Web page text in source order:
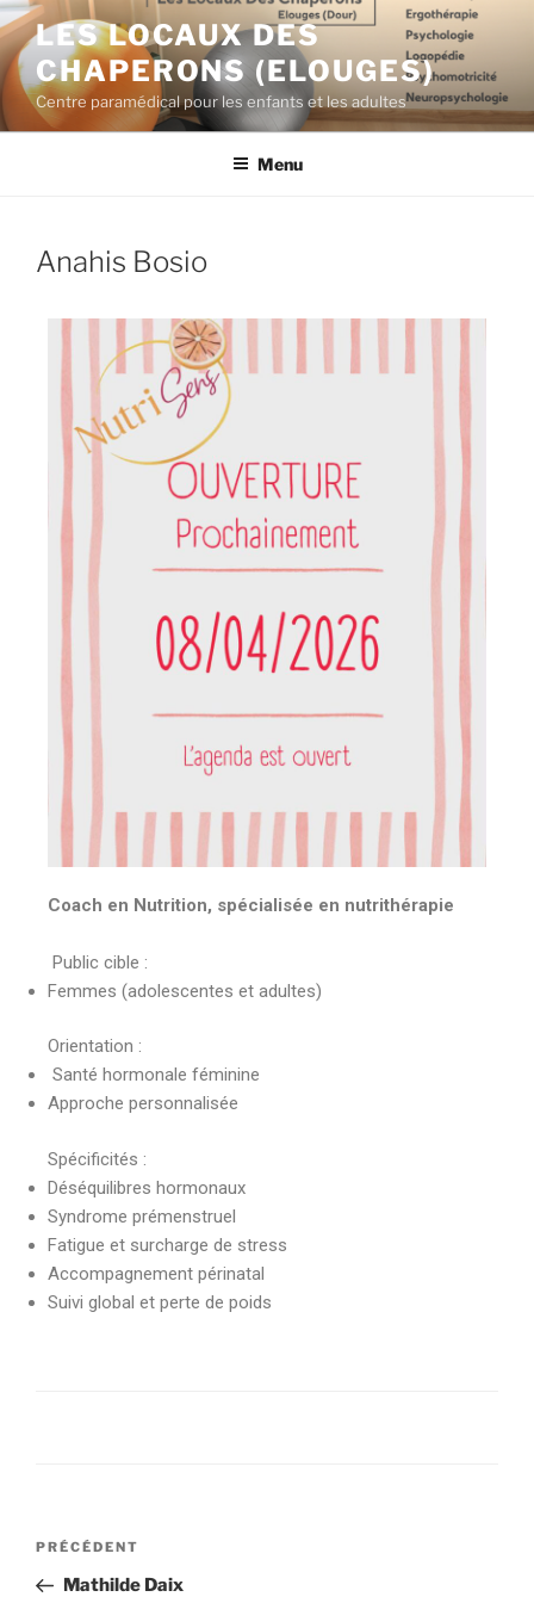
LES LOCAUX DES
CHAPERONS (ELOUGES)
Centre paramédical pour les enfants et les adultes
Menu
Anahis Bosio
Coach en Nutrition, spécialisée en nutrithérapie
Public cible :
Femmes (adolescentes et adultes)
Orientation :
Santé hormonale féminine
Approche personnalisée
Spécificités :
Déséquilibres hormonaux
Syndrome prémenstruel
Fatigue et surcharge de stress
Accompagnement périnatal
Suivi global et perte de poids
PRÉCÉDENT
Mathilde Daix